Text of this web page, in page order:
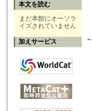
本文を読む
まだ本館にオーソラ
イズされていません
加えサービス